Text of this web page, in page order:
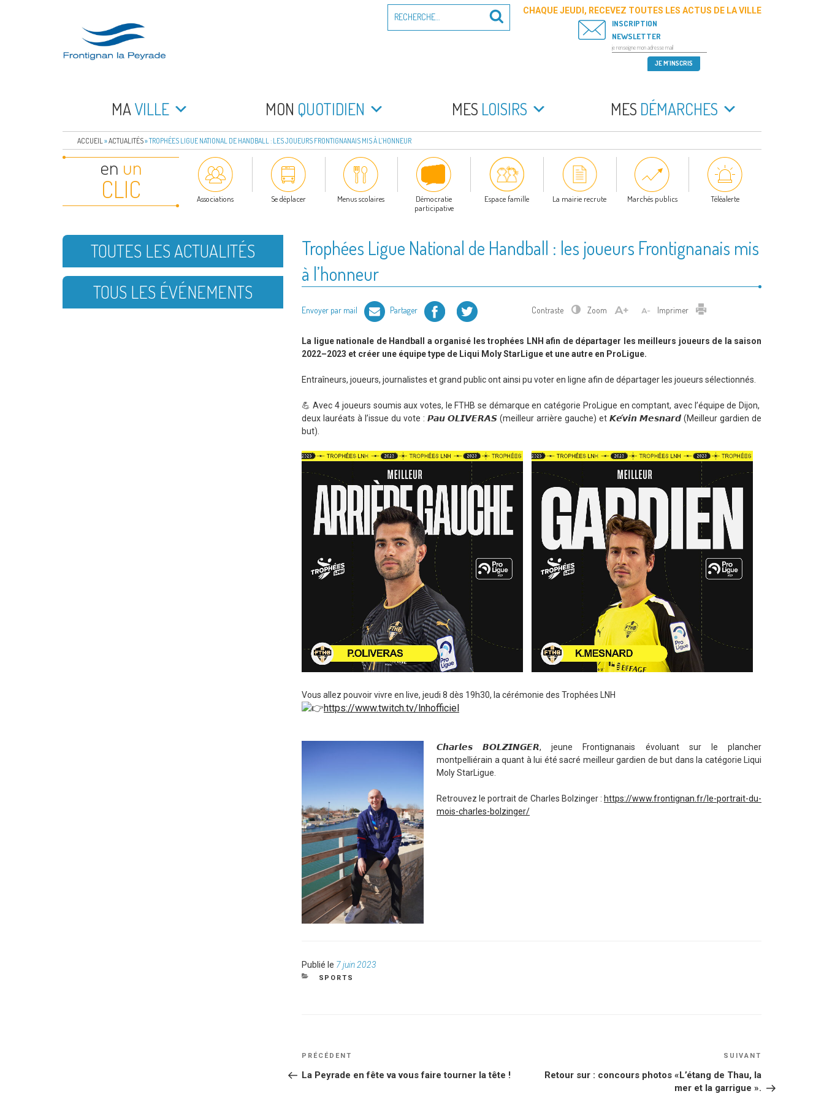
FRONTIGNAN LA PEYRADE
pour
Recherche
CHAQUE JEUDI, RECEVEZ TOUTES LES ACTUS DE LA VILLE
INSCRIPTION
NEWSLETTER
MAVILLE MON QUOTIDIEN MES LOISIRS MES DÉMARCHES
ACCUEIL »ACTUALITÉS»TROPHÉES LIGUE NATIONAL DE HANDBALL : LES JOUEURS FRONTIGNANAIS MIS À L’HONNEUR
en un
CLIC Associations Se déplacer Menus scolaires
Démocratie
participative
Espace famille La mairie recrute Marchés publics Téléalerte
Trophées Ligue National de Handball : les joueurs Frontignanais mis
à l’honneur
Envoyer par mail Partager Facebook Twitter Contraste Zoom Imprimer Imprimer
La ligue nationale de Handball a organisé les trophées LNH afin de départager les meilleurs joueurs de la saison
2022–2023 et créer une équipe type de Liqui Moly StarLigue et une autre en ProLigue.
Entraîneurs, joueurs, journalistes et grand public ont ainsi pu voter en ligne afin de départager les joueurs sélectionnés.
💪 Avec 4 joueurs soumis aux votes, le FTHB se démarque en catégorie ProLigue en comptant, avec l’équipe de Dijon,
deux lauréats à l’issue du vote : 𝙋𝙖𝙪 𝙊𝙇𝙄𝙑𝙀𝙍𝘼𝙎 (meilleur arrière gauche) et 𝙆𝙚́𝙫𝙞𝙣 𝙈𝙚𝙨𝙣𝙖𝙧𝙙 (Meilleur gardien de
but).
Vous allez pouvoir vivre en live, jeudi 8 dès 19h30, la cérémonie des Trophées LNH
https://www.twitch.tv/lnhofficiel
𝘾𝙝𝙖𝙧𝙡𝙚𝙨 𝘽𝙊𝙇𝙕𝙄𝙉𝙂𝙀𝙍, jeune Frontignanais évoluant sur le plancher
montpelliérain a quant à lui été sacré meilleur gardien de but dans la catégorie Liqui
Moly StarLigue.
Retrouvez le portrait de Charles Bolzinger : https://www.frontignan.fr/le-portrait-du-
mois-charles-bolzinger/
Publié le Publié
le
7 juin 2023
CATÉGORIES
SPORTS
NAVIGATION
DE
Article
PRÉCÉDENT
La Peyrade en fête va vous faire tourner la tête !
SUIVANT
Retour sur : concours photos «L’étang de Thau, la
mer et la garrigue ».
TOUTES LES ACTUALITÉS
TOUS LES ÉVÉNEMENTS